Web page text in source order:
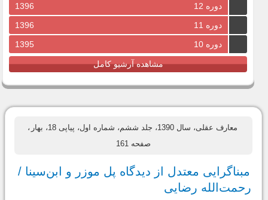
دوره 12
1396
دوره 11
1396
دوره 10
1395
مشاهده آرشیو کامل
معارف عقلی، سال 1390، جلد ششم، شماره اول، پیاپی 18، بهار
،
صفحه 161
مبناگرایی معتدل از دیدگاه پل موزر و ابن‌سینا /
رحمت‌الله رضایی